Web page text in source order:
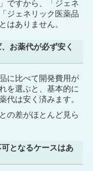
ですから、「ジェネ
ジェネリック医薬品
はありません。
お薬代が必ず安く
に比べて開発費用が
を選ぶと、基本的に
代は安く済みます。
の差がほとんど見ら
となるケースはあ